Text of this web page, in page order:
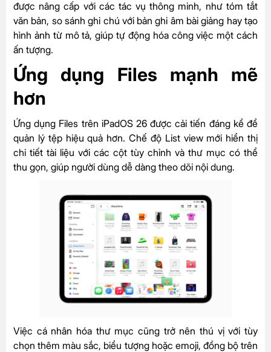
được nâng cấp với các tác vụ thông minh, như tóm tắt
văn bản, so sánh ghi chú với bản ghi âm bài giảng hay tạo
hình ảnh từ mô tả, giúp tự động hóa công việc một cách
ấn tượng.
Ứng dụng Files mạnh mẽ
hơn
Ứng dụng Files trên iPadOS 26 được cải tiến đáng kể để
quản lý tệp hiệu quả hơn. Chế độ List view mới hiển thị
chi tiết tài liệu với các cột tùy chỉnh và thư mục có thể
thu gọn, giúp người dùng dễ dàng theo dõi nội dung.
Việc cá nhân hóa thư mục cũng trở nên thú vị với tùy
chọn thêm màu sắc, biểu tượng hoặc emoji, đồng bộ trên